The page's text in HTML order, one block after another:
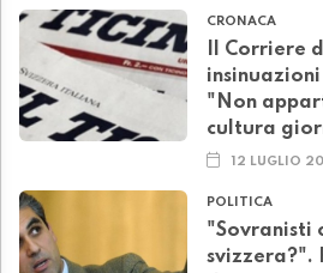
CRONACA
Il Corriere
"Non
cultura
12 LUGLIO
POLITICA
"Sovranisti
svizzera?".